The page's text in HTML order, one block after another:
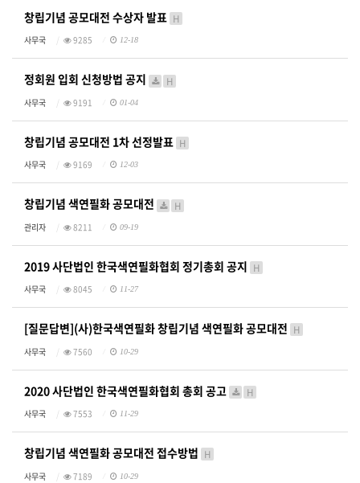
창립기념 공모대전 수상자 발표 H
사무국 9285 12-18
정회원 입회 신청방법 공지 H
사무국 9191 01-04
창립기념 공모대전 1차 선정발표 H
사무국 9169 12-03
창립기념 색연필화 공모대전 H
관리자 8211 09-19
2019 사단법인 한국색연필화협회 정기총회 공지 H
사무국 8045 11-27
[질문답변](사)한국색연필화 창립기념 색연필화 공모대전 H
사무국 7560 10-29
2020 사단법인 한국색연필화협회 총회 공고 H
사무국 7553 11-29
창립기념 색연필화 공모대전 접수방법 H
사무국 7189 10-29